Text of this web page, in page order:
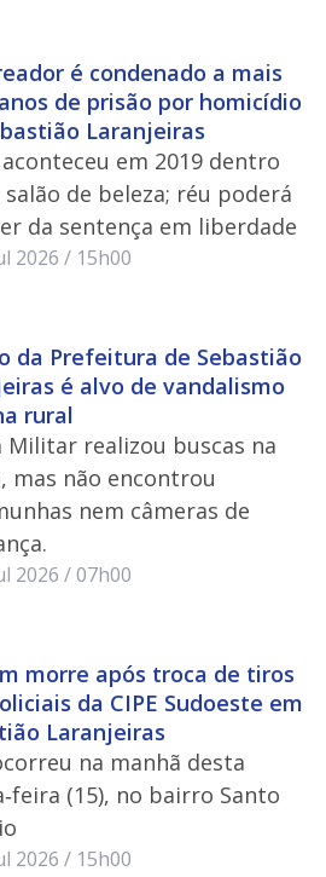
é condenado a mais
de prisão por homicídio
Laranjeiras
em 2019 dentro
de beleza; réu poderá
da sentença em liberdade
2026 / 15h00
da Prefeitura de Sebastião
é alvo de vandalismo
rural
Militar realizou buscas na
mas não encontrou
nem câmeras de
2026 / 07h00
morre após troca de tiros
da CIPE Sudoeste em
Laranjeiras
na manhã desta
(15), no bairro Santo
2026 / 15h00